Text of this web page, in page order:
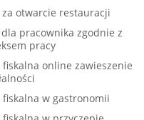
za otwarcie restauracji
pracownika zgodnie z
pracy
fiskalna online zawieszenie
fiskalna w gastronomii